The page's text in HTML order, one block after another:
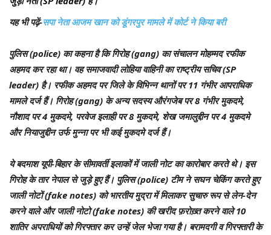
यह भी पढ़ें-सपा नेता आजम खान को डूंगरपुर मामले में कोर्ट ने किया बरी
पुलिस (police) का कहना है कि गिरोह (gang) का संचालन मोहम्मद रफीक
अहमद कर रहा था। वह समाजवादी लोहिया वाहिनी का राष्ट्रीय सचिव (SP
leader) है। रफीक अहमद पर जिले के विभिन्न थानों पर 11 गंभीर आपराधिक
मामले दर्ज हैं। गिरोह (gang) के अन्य सदस्य औरंगजेब पर 8 गंभीर मुकदमे,
नौशाद पर 4 मुकदमे, परवेज इलाही पर 8 मुकदमे, शेख जमालुद्दीन पर 4 मुकदमे
और नियाजुद्दीन उर्फ मुन्ना पर भी कई मुकदमे दर्ज हैं।
ये बदमाश यूपी-बिहार के सीमावर्ती इलाकों में जाली नोट का कारोबार करते थे। इस
गिरोह के तार नेपाल से जुड़े हुए हैं। पुलिस (police) टीम ने सघन चेकिंग करते हुए
जाली नोटों (fake notes) को भारतीय मुद्रा में मिलाकर सुचारु रूप से लेन-देन
करने वाले और जाली नोटो (fake notes) की खरीद फ़रोख़्त करने वाले 10
शातिर अपराधियों को गिरफ्तार कर उन्हें जेल भेजा गया है। बरामदगी व गिरफ्तारी के